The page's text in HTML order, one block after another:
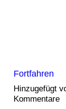
Fortfahren
Hinzugefügt
Kommentare